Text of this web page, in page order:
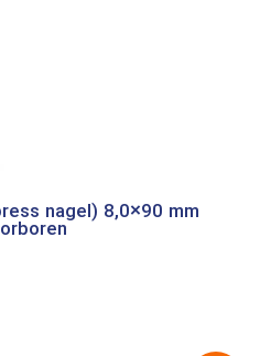
nagel) 8,0×90 mm